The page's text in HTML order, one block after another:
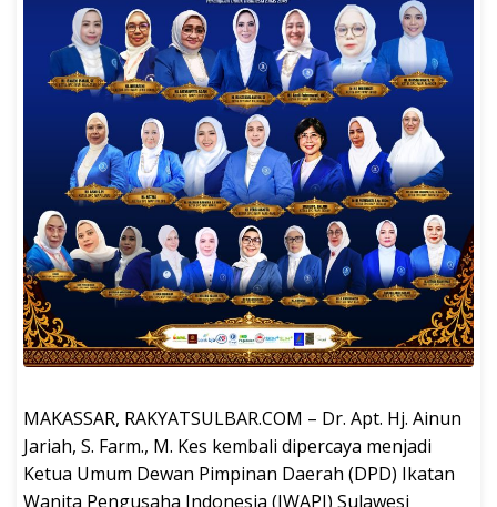
MAKASSAR, RAKYATSULBAR.COM – Dr. Apt. Hj. Ainun
Jariah, S. Farm., M. Kes kembali dipercaya menjadi
Ketua Umum Dewan Pimpinan Daerah (DPD) Ikatan
Wanita Pengusaha Indonesia (IWAPI) Sulawesi